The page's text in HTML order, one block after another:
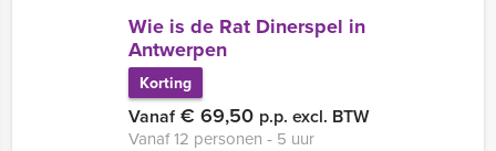
Wie is de Rat Dinerspel in
Antwerpen
Korting
Vanaf€ 69,50 p.p. excl. BTW
Vanaf 12 personen ‐ 5 uur